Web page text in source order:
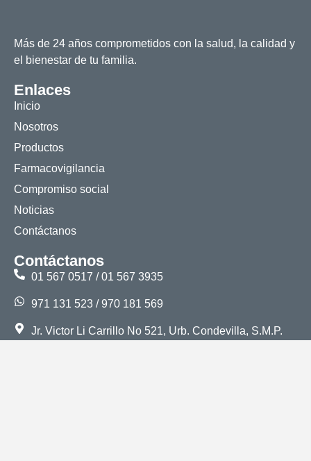
Más de 24 años comprometidos con la salud, la calidad y
el bienestar de tu familia.
Enlaces
Inicio
Nosotros
Productos
Farmacovigilancia
Compromiso social
Noticias
Contáctanos
Contáctanos
01 567 0517 / 01 567 3935
971 131 523 / 970 181 569
Jr. Victor Li Carrillo No 521, Urb. Condevilla, S.M.P.